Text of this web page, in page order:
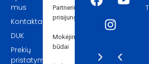
a
o
o
s
t
Previous
Next
Partnerių
prisijungimas
Mokėjimo
būdai
mus
Kontaktai
DUK
Prekių
pristatymo